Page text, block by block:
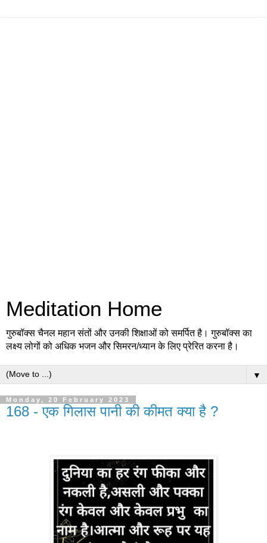
Meditation Home
गुरुबॉक्स चैनल महान संतों और उनकी शिक्षाओं को समर्पित है। गुरुबॉक्स का
लक्ष्य लोगों को अधिक भजन और सिमरन/ध्यान के लिए प्रेरित करना है।
▼
Monday, 20 February 2023
168 - एक गिलास पानी की कीमत क्या है ?